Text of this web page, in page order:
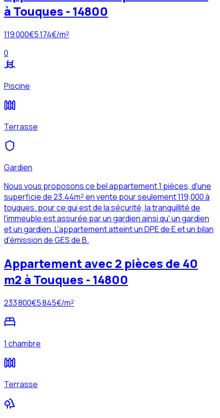
à Touques - 14800
119 000€5 174€/m²
0
Piscine
Terrasse
Gardien
Nous vous proposons ce bel appartement 1 pièces, d'une
superficie de 23.44m² en vente pour seulement 119,000 à
touques. pour ce qui est de la sécurité, la tranquillité de
l'immeuble est assurée par un gardien ainsi qu' un gardien
et un gardien. L'appartement atteint un DPE de E et un bilan
d'émission de GES de B.
Appartement avec 2 pièces de 40
m2 à Touques - 14800
233 800€5 845€/m²
1 chambre
Terrasse